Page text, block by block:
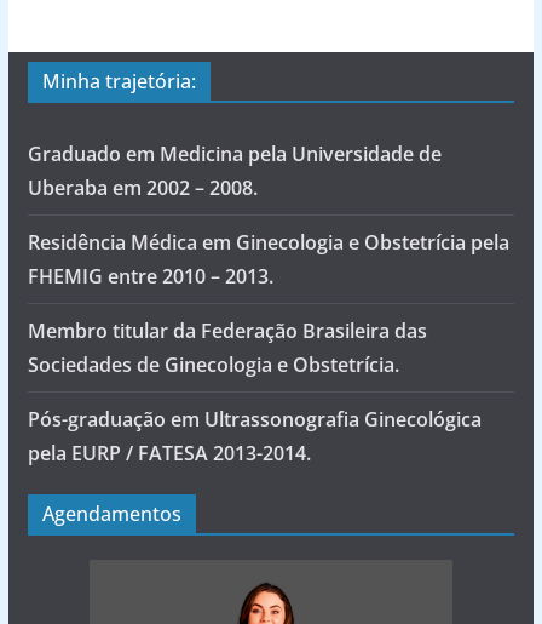
Minha trajetória:
Graduado em Medicina pela Universidade de
Uberaba em 2002 – 2008.
Residência Médica em Ginecologia e Obstetrícia pela
FHEMIG entre 2010 – 2013.
Membro titular da Federação Brasileira das
Sociedades de Ginecologia e Obstetrícia.
Pós-graduação em Ultrassonografia Ginecológica
pela EURP / FATESA 2013-2014.
Agendamentos